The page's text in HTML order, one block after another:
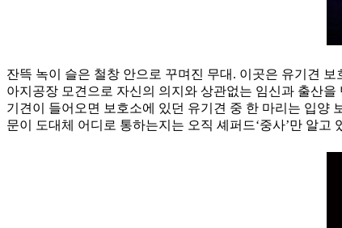
잔뜩 녹이 슬은 철창 안으로 꾸며진 무대. 이곳은 유기견
아지공장 모견으로 자신의 의지와 상관없는 임신과 출산
기견이 들어오면 보호소에 있던 유기견 중 한 마리는 입양
문이 도대체 어디로 통하는지는 오직 셰퍼드‘중사’만 알고